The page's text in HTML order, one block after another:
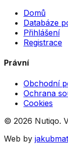
Domů
Databáze
Přihlášení
Registrace
Právní
Obchodní
Ochrana
Cookies
© 2026 Nutiqo.
Web by